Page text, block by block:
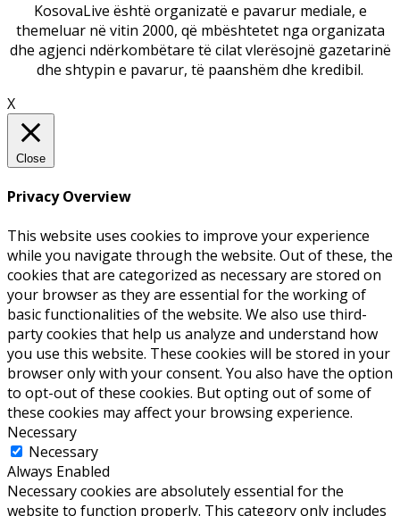
KosovaLive është organizatë e pavarur mediale, e
themeluar në vitin 2000, që mbështetet nga organizata
dhe agjenci ndërkombëtare të cilat vlerësojnë gazetarinë
dhe shtypin e pavarur, të paanshëm dhe kredibil.
X
Close
Privacy Overview
This website uses cookies to improve your experience
while you navigate through the website. Out of these, the
cookies that are categorized as necessary are stored on
your browser as they are essential for the working of
basic functionalities of the website. We also use third-
party cookies that help us analyze and understand how
you use this website. These cookies will be stored in your
browser only with your consent. You also have the option
to opt-out of these cookies. But opting out of some of
these cookies may affect your browsing experience.
Necessary
Necessary
Always Enabled
Necessary cookies are absolutely essential for the
website to function properly. This category only includes